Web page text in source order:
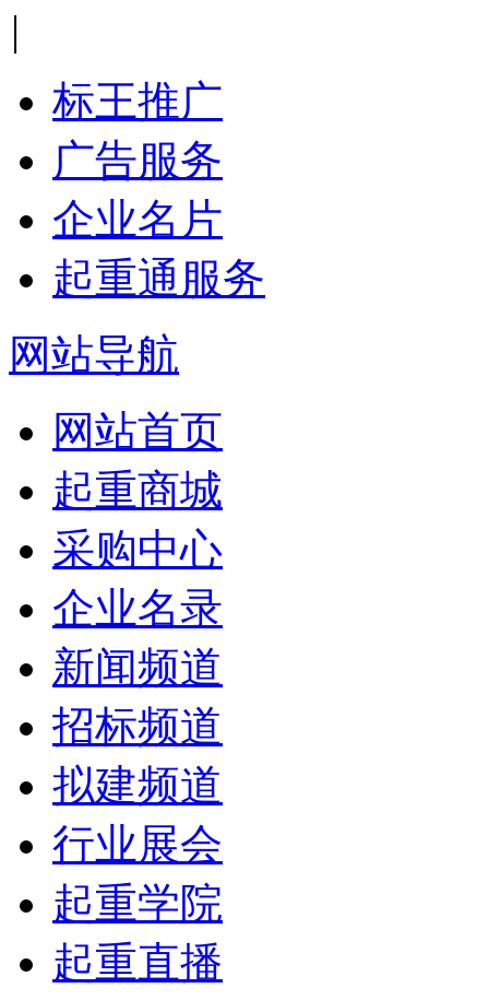
|
标王推广
广告服务
企业名片
起重通服务
网站导航
网站首页
起重商城
采购中心
企业名录
新闻频道
招标频道
拟建频道
行业展会
起重学院
起重直播